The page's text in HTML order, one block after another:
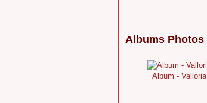
Albums Photos
Album - Valloria